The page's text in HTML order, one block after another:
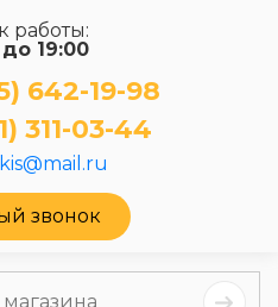
работы:
19:00
642-19-98
311-03-44
звонок